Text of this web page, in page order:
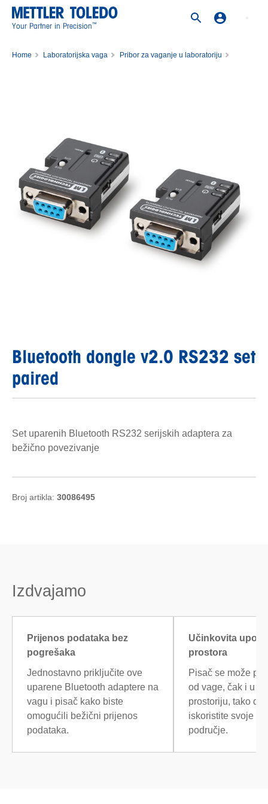
Your Partner in Precision™
Home Laboratorijska vaga
Pribor za vaganje u laboratoriju
Bluetooth dongle v2.0 RS232 set
paired
Set uparenih Bluetooth RS232 serijskih adaptera za
bežično povezivanje
Broj artikla: 30086495
Izdvajamo
Prijenos podataka bez
pogrešaka
Jednostavno priključite ove
uparene Bluetooth adaptere na
vagu i pisač kako biste
omogućili bežični prijenos
podataka.
Učinkovita
prostora
Pisač se može
od vage, čak i u
prostoriju, tako da
iskoristite svoje
područje.